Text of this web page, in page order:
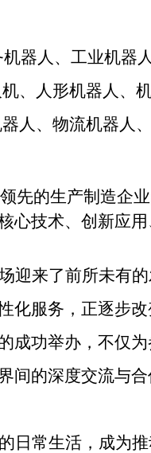
器人、工业机器
、人形机器人、
人、物流机器人
先的生产制造企
心技术、创新应
迎来了前所未有
化服务，正逐步改
成功举办，不仅
间的深度交流与
日常生活，成为